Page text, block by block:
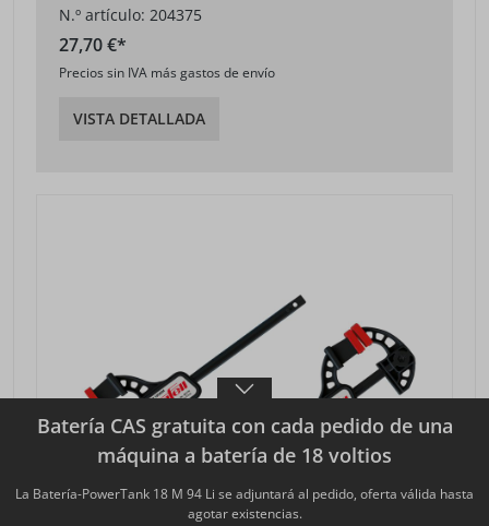
Batería CAS gratuita con cada pedido de una
máquina a batería de 18 voltios
La Batería-PowerTank 18 M 94 Li se adjuntará al pedido, oferta válida hasta
agotar existencias.
N.º artículo: 204375
27,70 €*
Precios sin IVA más gastos de envío
VISTA DETALLADA